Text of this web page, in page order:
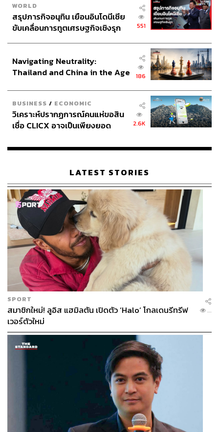
135
ABOUT THE AUTHOR
เสาวลักษณ์ เขตสูงเนิน
Content Creator THE STANDARD WEALTH
WORLD
สรุปภารกิจอนุทิน เยือนอินโดนีเซีย
ขับเคลื่อนการทูตเศรษฐกิจเชิงรุก
551
Navigating Neutrality:
Thailand and China in the Age
186
BUSINESS / ECONOMIC
วิเคราะห์ปรากฏการณ์คนแห่ขอสิน
เชื่อ CLICX อาจเป็นเพียงยอด
เรือนไทยที่ถูกซุกไว้
2.6K
LATEST STORIES
SPORT
สมาชิกใหม่! ลูอิส แฮมิลตัน เปิดตัว ‘Halo’ โกลเดนรีทรีฟ
เวอร์ตัวใหม่
...